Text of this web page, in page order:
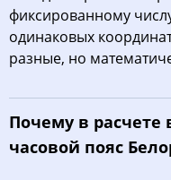
фиксированному
одинаковых
разные, но
Почему в
часовой пояс